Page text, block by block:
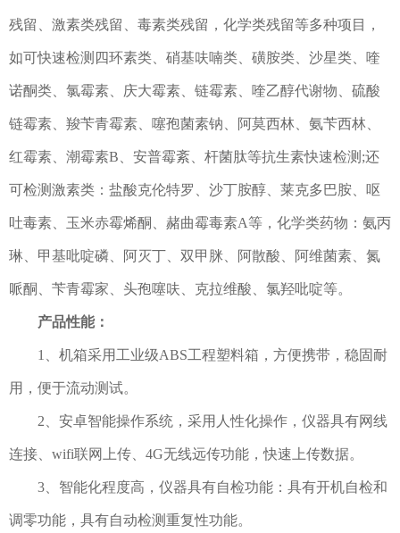
残留、激素类残留、毒素类残留，化学类残留等多种项目，
如可快速检测四环素类、硝基呋喃类、磺胺类、沙星类、喹
诺酮类、氯霉素、庆大霉素、链霉素、喹乙醇代谢物、硫酸
链霉素、羧苄青霉素、噻孢菌素钠、阿莫西林、氨苄西林、
红霉素、潮霉素B、安普霉紊、杆菌肽等抗生素快速检测;还
可检测激素类：盐酸克伦特罗、沙丁胺醇、莱克多巴胺、呕
吐毒素、玉米赤霉烯酮、赭曲霉毒素A等，化学类药物：氨丙
琳、甲基吡啶磷、阿灭丁、双甲脒、阿散酸、阿维菌素、氮
哌酮、苄青霉家、头孢噻呋、克拉维酸、氯羟吡啶等。
产品性能：
1、机箱采用工业级ABS工程塑料箱，方便携带，稳固耐
用，便于流动测试。
2、安卓智能操作系统，采用人性化操作，仪器具有网线
连接、wifi联网上传、4G无线远传功能，快速上传数据。
3、智能化程度高，仪器具有自检功能：具有开机自检和
调零功能，具有自动检测重复性功能。